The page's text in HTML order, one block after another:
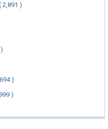
2,891 )
)
)